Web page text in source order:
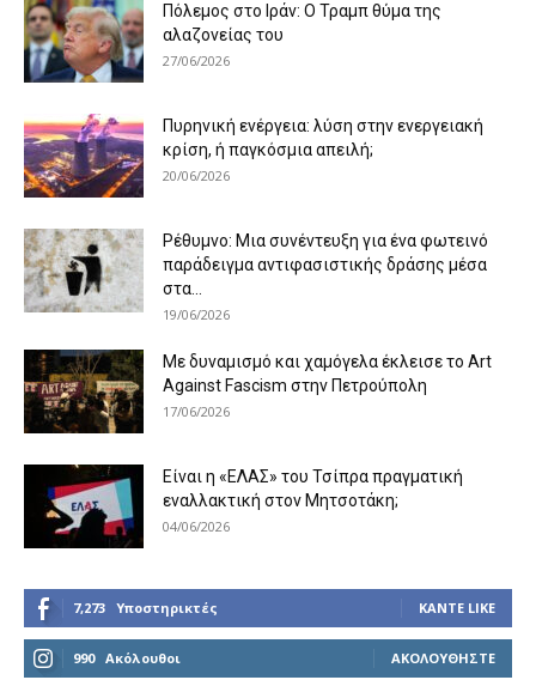
Πόλεμος στο Ιράν: Ο Τραμπ θύμα της
αλαζονείας του
27/06/2026
Πυρηνική ενέργεια: λύση στην ενεργειακή
κρίση, ή παγκόσμια απειλή;
20/06/2026
Ρέθυμνο: Μια συνέντευξη για ένα φωτεινό
παράδειγμα αντιφασιστικής δράσης μέσα
στα...
19/06/2026
Με δυναμισμό και χαμόγελα έκλεισε το Art
Against Fascism στην Πετρούπολη
17/06/2026
Είναι η «ΕΛΑΣ» του Τσίπρα πραγματική
εναλλακτική στον Μητσοτάκη;
04/06/2026
7,273 Υποστηρικτές ΚΆΝΤΕ LIKE
990 Ακόλουθοι ΑΚΟΛΟΥΘΉΣΤΕ